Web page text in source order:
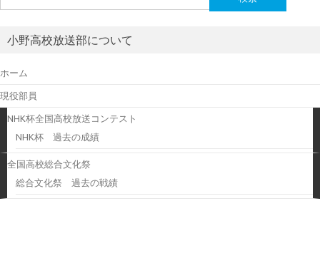
索:
小野高校放送部について
ホーム
現役部員
NHK杯全国高校放送コンテスト
NHK杯 過去の成績
全国高校総合文化祭
総合文化祭 過去の戦績